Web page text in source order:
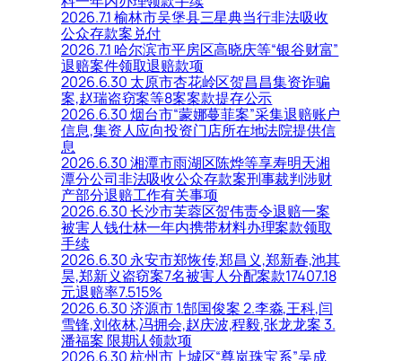
2026.7.1 榆林市吴堡县三星典当行非法吸收
公众存款案兑付
2026.7.1 哈尔滨市平房区高晓庆等“银谷财富”
退赔案件领取退赔款项
2026.6.30 太原市杏花岭区贺昌昌集资诈骗
案,赵瑞盗窃案等8案案款提存公示
2026.6.30 烟台市“蒙娜蔓菲案”采集退赔账户
信息,集资人应向投资门店所在地法院提供信
息
2026.6.30 湘潭市雨湖区陈烨等享寿明天湘
潭分公司非法吸收公众存款案刑事裁判涉财
产部分退赔工作有关事项
2026.6.30 长沙市芙蓉区贺伟责令退赔一案
被害人钱仕林一年内携带材料办理案款领取
手续
2026.6.30 永安市郑恢传,郑昌义,郑新春,池其
昊,郑新义盗窃案7名被害人分配案款17407.18
元退赔率7.515%
2026.6.30 济源市 1.郜国俊案 2.李淼,王科,闫
雪锋,刘依林,冯拥会,赵庆波,程毅,张龙龙案 3.
潘福案 限期认领款项
2026.6.30 杭州市上城区“尊岚珠宝系”吴成